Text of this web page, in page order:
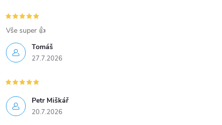
Tomáš
27.7.2026
Vše super 👍
Petr Miškář
20.7.2026